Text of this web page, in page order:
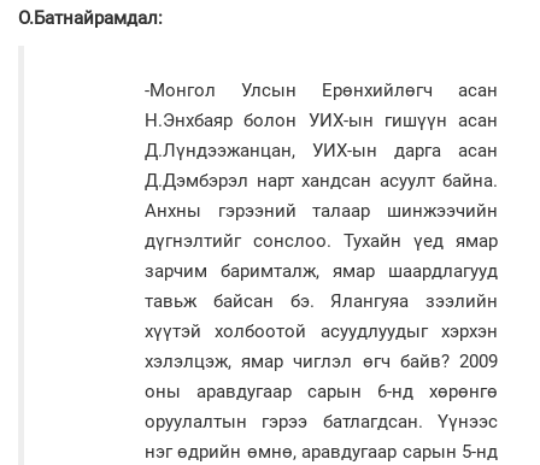
О.Батнайрамдал:
-Монгол Улсын Ерөнхийлөгч асан
Н.Энхбаяр болон УИХ-ын гишүүн асан
Д.Лүндээжанцан, УИХ-ын дарга асан
Д.Дэмбэрэл нарт хандсан асуулт байна.
Анхны гэрээний талаар шинжээчийн
дүгнэлтийг сонслоо. Тухайн үед ямар
зарчим баримталж, ямар шаардлагууд
тавьж байсан бэ. Ялангуяа зээлийн
хүүтэй холбоотой асуудлуудыг хэрхэн
хэлэлцэж, ямар чиглэл өгч байв? 2009
оны аравдугаар сарын 6-нд хөрөнгө
оруулалтын гэрээ батлагдсан. Үүнээс
нэг өдрийн өмнө, аравдугаар сарын 5-нд